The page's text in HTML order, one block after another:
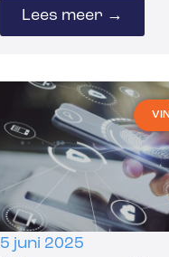
Lees meer →
5 juni 2025